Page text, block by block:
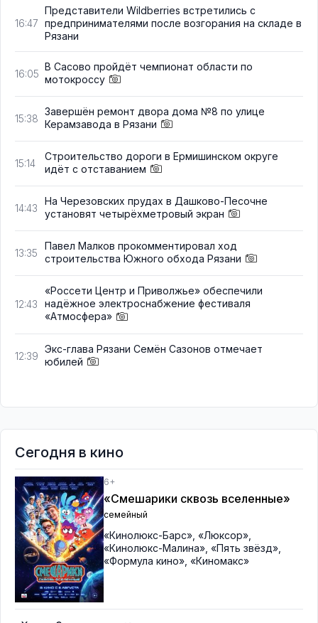
16:47
Представители Wildberries встретились с
предпринимателями после возгорания на складе в
Рязани
16:05
В Сасово пройдёт чемпионат области по
мотокроссу
15:38
Завершён ремонт двора дома №8 по улице
Керамзавода в Рязани
15:14
Строительство дороги в Ермишинском округе
идёт с отставанием
14:43
На Черезовских прудах в Дашково-Песочне
установят четырёхметровый экран
13:35
Павел Малков прокомментировал ход
строительства Южного обхода Рязани
12:43
«Россети Центр и Приволжье» обеспечили
надёжное электроснабжение фестиваля
«Атмосфера»
12:39
Экс-глава Рязани Семён Сазонов отмечает
юбилей
Сегодня в кино
6+
«Смешарики сквозь вселенные»
семейный
«Кинолюкс-Барс» «Люксор»
«Кинолюкс-Малина» «Пять звёзд»
«Формула кино» «Киномакс»